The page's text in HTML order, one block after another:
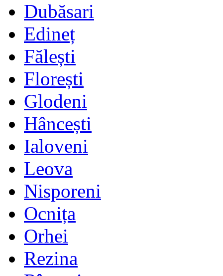
Dubăsari
Edineț
Fălești
Florești
Glodeni
Hâncești
Ialoveni
Leova
Nisporeni
Ocnița
Orhei
Rezina